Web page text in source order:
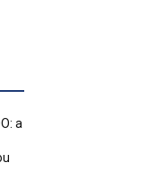
a